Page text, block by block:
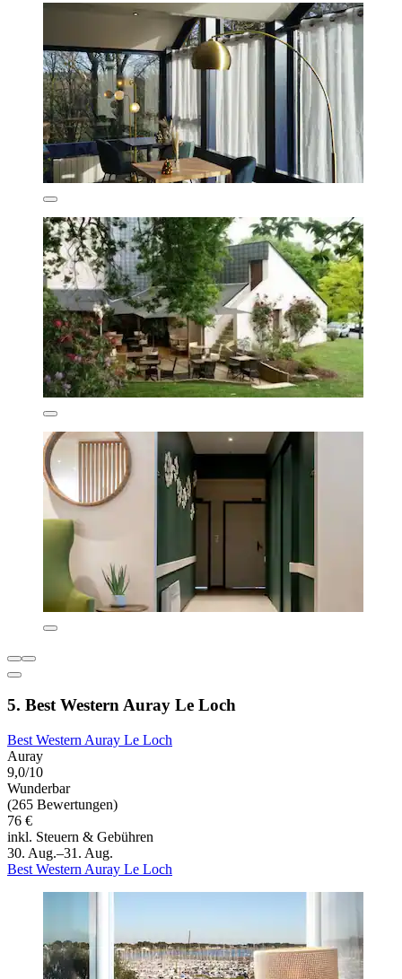
5. Best Western Auray Le Loch
Best Western Auray Le Loch
Auray
9,0/10
Wunderbar
(265 Bewertungen)
76 €
inkl. Steuern & Gebühren
30. Aug.–31. Aug.
Best Western Auray Le Loch